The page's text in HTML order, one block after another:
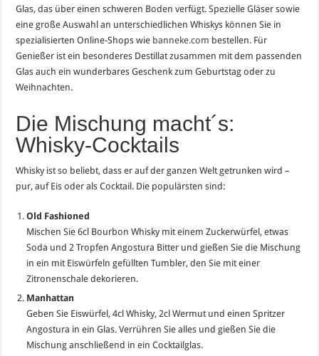
Glas, das über einen schweren Boden verfügt. Spezielle Gläser sowie
eine große Auswahl an unterschiedlichen Whiskys können Sie in
spezialisierten Online-Shops wie banneke.com bestellen. Für
Genießer ist ein besonderes Destillat zusammen mit dem passenden
Glas auch ein wunderbares Geschenk zum Geburtstag oder zu
Weihnachten.
Die Mischung macht´s:
Whisky-Cocktails
Whisky ist so beliebt, dass er auf der ganzen Welt getrunken wird –
pur, auf Eis oder als Cocktail. Die populärsten sind:
Old Fashioned
Mischen Sie 6cl Bourbon Whisky mit einem Zuckerwürfel, etwas
Soda und 2 Tropfen Angostura Bitter und gießen Sie die Mischung
in ein mit Eiswürfeln gefüllten Tumbler, den Sie mit einer
Zitronenschale dekorieren.
Manhattan
Geben Sie Eiswürfel, 4cl Whisky, 2cl Wermut und einen Spritzer
Angostura in ein Glas. Verrühren Sie alles und gießen Sie die
Mischung anschließend in ein Cocktailglas.